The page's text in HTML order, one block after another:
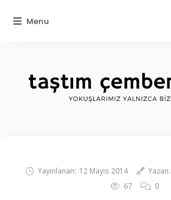
Yayınlanan: 12 Mayıs 2014 Yazan:
67
0
Menu